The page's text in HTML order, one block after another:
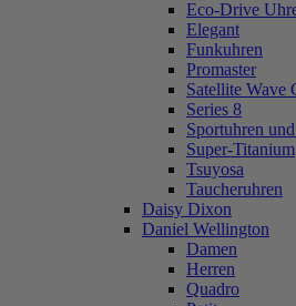
Eco-Drive
Elegant
Funkuhren
Promaster
Satellite Wave
Series 8
Sportuhren
Super-Titanium
Tsuyosa
Taucheruhren
Daisy Dixon
Daniel Wellington
Damen
Herren
Quadro